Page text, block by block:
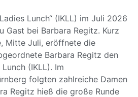
Lunch“ (IKLL) im Juli 2026
Gast bei Barbara Regitz. Kurz
Mitte Juli, eröffnete die
Barbara Regitz den
(IKLL). Im
folgten zahlreiche Damen
Regitz hieß die große Runde